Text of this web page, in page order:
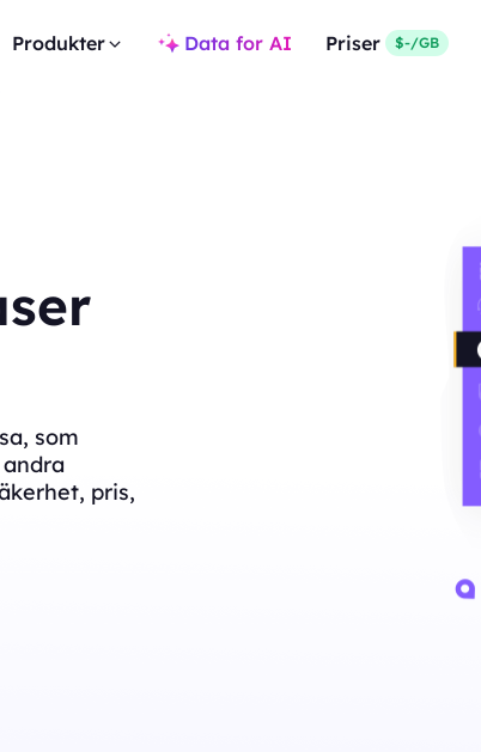
Produkter Data for AI Priser $-/GB
som
pris,